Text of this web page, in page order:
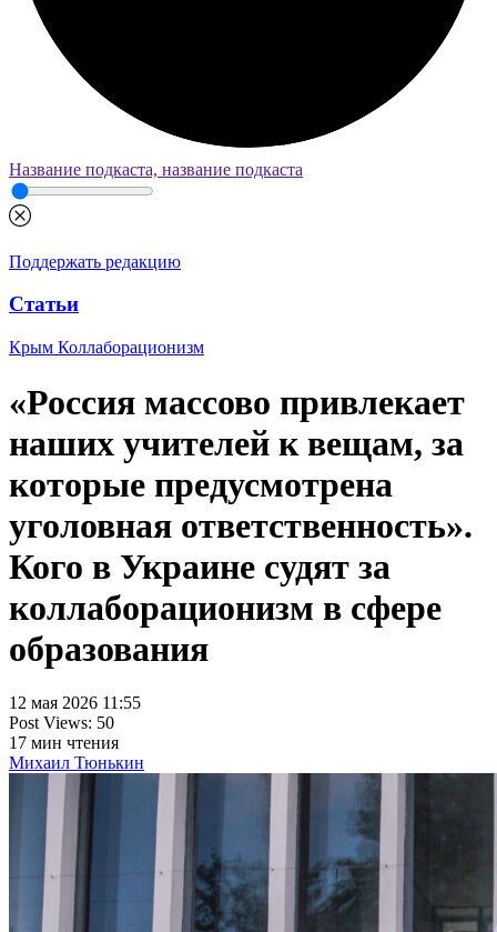
Название подкаста, название подкаста
Поддержать редакцию
Статьи
Крым Коллаборационизм
«Россия массово привлекает
наших учителей к вещам, за
которые предусмотрена
уголовная ответственность».
Кого в Украине судят за
коллаборационизм в сфере
образования
12 мая 2026 11:55
Post Views: 50
17 мин чтения
Михаил Тюнькин